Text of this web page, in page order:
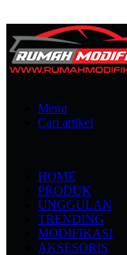
Menu
Cari artikel
HOME
PRODUK
UNGGULAN
TRENDING
MODIFIKASI
AKSESORIS